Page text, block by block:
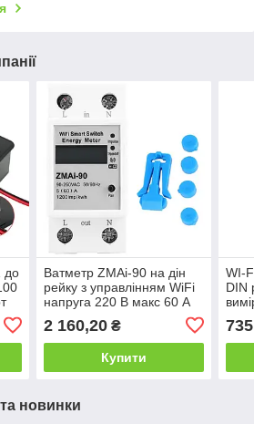
до
Ватметр ZMAi-90 на дін
рейку з управлінням WiFi
напруга 220 В макс 60 А
2 160,20₴
Купити
WI-
DIN
735
та новинки